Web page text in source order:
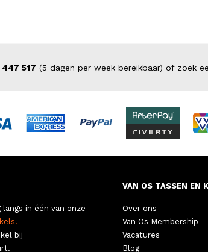
447 517 (5 dagen per week bereikbaar) of zoek
langs in één van onze
bij
VAN OS TASSEN EN
Over ons
Van Os Membership
Vacatures
Blog